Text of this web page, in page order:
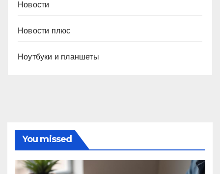
Новости
Новости плюс
Ноутбуки и планшеты
You missed